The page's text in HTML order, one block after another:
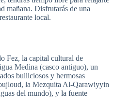
mañana. Disfrutarás de una
local.
Fez, la capital cultural de
Medina (casco antiguo), un
bulliciosos y hermosas
la Mezquita Al-Qarawiyyin
del mundo), y la fuente